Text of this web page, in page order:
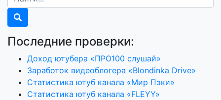
Последние проверки:
Доход ютубера «ПРО100 слушай»
Заработок видеоблогера «Blondinka Drive»
Статистика ютуб канала «Мир Пэки»
Статистика ютуб канала «FLEYY»